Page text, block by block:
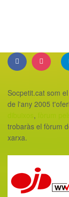
Socpetit.cat som
de l'any 2005
,
trobaràs el fòrum
xarxa.